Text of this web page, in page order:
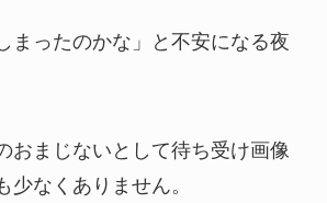
まったのかな」と不安になる夜
おまじないとして待ち受け画像
少なくありません。